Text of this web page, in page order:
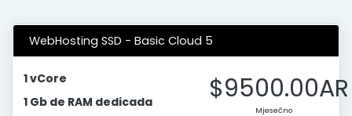
WebHosting SSD - Basic Cloud 5
1 vCore
1 Gb de RAM dedicada
$9500.00AR
Mjesečno